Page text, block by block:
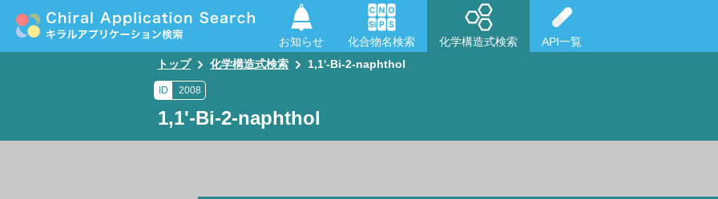
お知らせ 化合物名検索 化学構造式検索
API一覧
トップ
化学構造式検索 1,1'-Bi-2-naphthol
ID 2008
1,1'-Bi-2-naphthol